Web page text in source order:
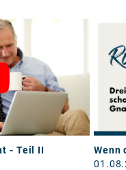
- Teil II
Wenn